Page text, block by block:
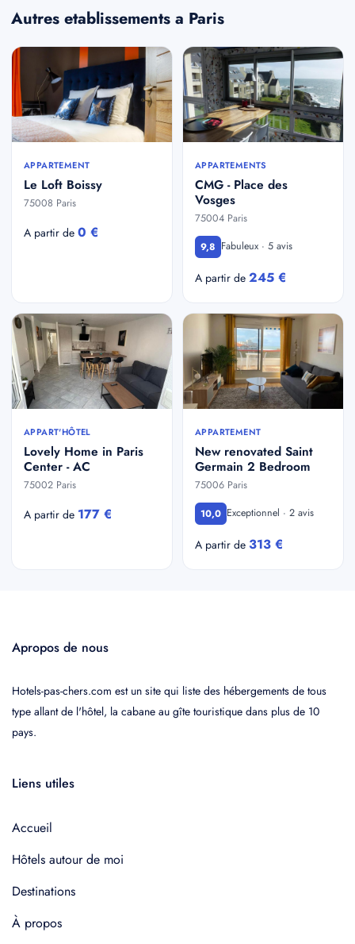
Autres etablissements a Paris
APPARTEMENT
Le Loft Boissy
75008 Paris
A partir de 0 €
APPARTEMENTS
CMG - Place des
Vosges
75004 Paris
9,8 Fabuleux · 5 avis
A partir de 245 €
APPART'HÔTEL
Lovely Home in Paris
Center - AC
75002 Paris
A partir de 177 €
APPARTEMENT
New renovated Saint
Germain 2 Bedroom
75006 Paris
10,0 Exceptionnel · 2 avis
A partir de 313 €
Apropos de nous
Hotels-pas-chers.com est un site qui liste des hébergements de tous
type allant de l'hôtel, la cabane au gîte touristique dans plus de 10
pays.
Liens utiles
Accueil
Hôtels autour de moi
Destinations
À propos